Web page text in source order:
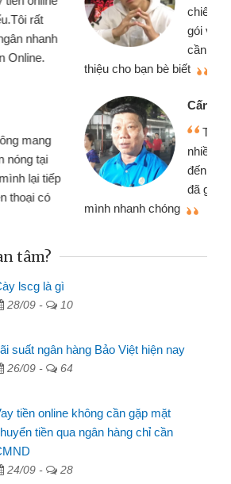
xe wave nhưng thật may đã có
gói vay tiền bằng CMND online không
cần gặp mặt nên rất tiện lợi, sẽ giới
Cấn Văn Lực - Tạp hóa
Tôi kinh doanh buôn bán nhỏ lẻ
nhiều lúc cần vốn nhập hàng, nhờ biết
đến website qua bạn bè giới thiệu tôi
đã giải quyết được công việc của
tâm?
lscg là gì
28/09 - 10
suất ngân hàng Bảo Việt hiện nay
26/09 - 64
tiền online không cần gặp mặt
tiền qua ngân hàng chỉ cần
24/09 - 28